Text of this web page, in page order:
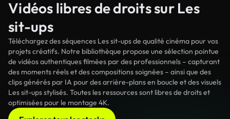
Vidéos libres de droits sur Les
sit-ups
Téléchargez des séquences Les sit-ups de qualité cinéma pour vos
projets créatifs. Notre bibliothèque propose une sélection pointue
de vidéos authentiques filmées par des professionnels – capturant
des moments réels et des compositions soignées – ainsi que des
clips générés par IA pour des arrière-plans en boucle et des visuels
Les sit-ups stylisés. Toutes les ressources sont libres de droits et
optimisées pour le montage 4K.